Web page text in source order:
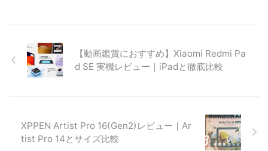
【動画鑑賞におすすめ】Xiaomi Redmi Pa
d SE 実機レビュー｜iPadと徹底比較
XPPEN Artist Pro 16(Gen2)レビュー｜Ar
tist Pro 14とサイズ比較